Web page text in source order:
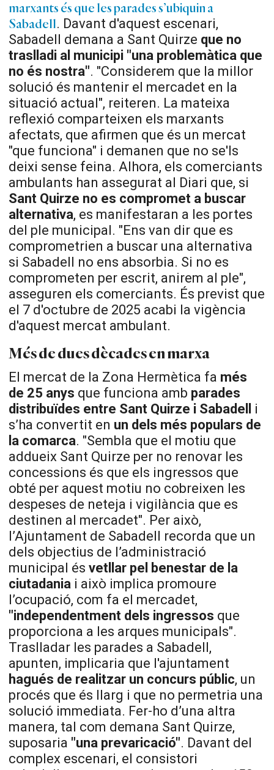
marxants és que les parades s’ubiquin a
Sabadell. Davant d'aquest escenari,
Sabadell demana a Sant Quirze que no
traslladi al municipi "una problemàtica que
no és nostra". "Considerem que la millor
solució és mantenir el mercadet en la
situació actual", reiteren. La mateixa
reflexió comparteixen els marxants
afectats, que afirmen que és un mercat
"que funciona" i demanen que no se'ls
deixi sense feina. Alhora, els comerciants
ambulants han assegurat al Diari que, si
Sant Quirze no es compromet a buscar
alternativa, es manifestaran a les portes
del ple municipal. "Ens van dir que es
comprometrien a buscar una alternativa
si Sabadell no ens absorbia. Si no es
comprometen per escrit, anirem al ple",
asseguren els comerciants. És previst que
el 7 d'octubre de 2025 acabi la vigència
d'aquest mercat ambulant.
Més de dues dècades en marxa
El mercat de la Zona Hermètica fa més
de 25 anys que funciona amb parades
distribuïdes entre Sant Quirze i Sabadell
i
s’ha convertit en un dels més populars de
la comarca. "Sembla que el motiu que
addueix Sant Quirze per no renovar les
concessions és que els ingressos que
obté per aquest motiu no cobreixen les
despeses de neteja i vigilància que es
destinen al mercadet". Per això,
l’Ajuntament de Sabadell recorda que un
dels objectius de l’administració
municipal ésvetllar pel benestar de la
ciutadania i això implica promoure
l’ocupació, com fa el mercadet,
"independentment dels ingressos que
proporciona a les arques municipals".
Traslladar les parades a Sabadell,
apunten, implicaria que l'ajuntament
hagués de realitzar un concurs públic, un
procés que és llarg i que no permetria una
solució immediata. Fer-ho d’una altra
manera, tal com demana Sant Quirze,
suposaria "una prevaricació". Davant del
complex escenari, el consistori